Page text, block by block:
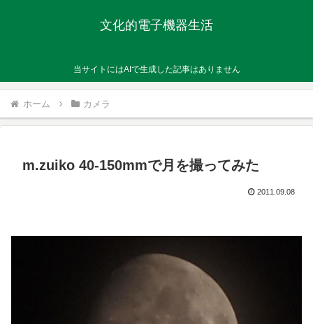
文化的電子機器生活
当サイトにはAIで生成した記事はありません
ホーム カメラ
m.zuiko 40-150mmで月を撮ってみた
2011.09.08